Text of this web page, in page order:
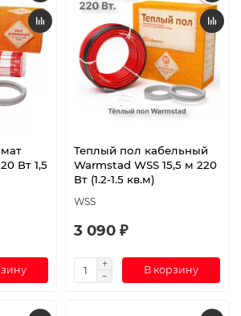
Вт 1,5
Теплый пол кабельный
Warmstad WSS 15,5 м 220
Вт (1.2-1.5 кв.м)
WSS
3 090 ₽
В корзину